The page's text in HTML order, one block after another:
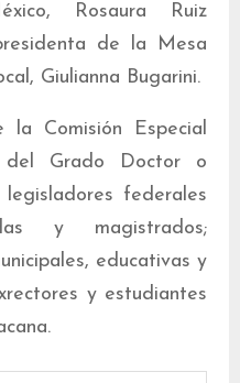
Rosaura Ruiz
de la Mesa
Giulianna Bugarini.
la Comisión Especial
Grado Doctor o
federales
y magistrados;
educativas y
y estudiantes